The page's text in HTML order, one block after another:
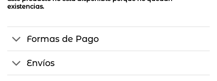
existencias.
Formas de Pago
Envíos